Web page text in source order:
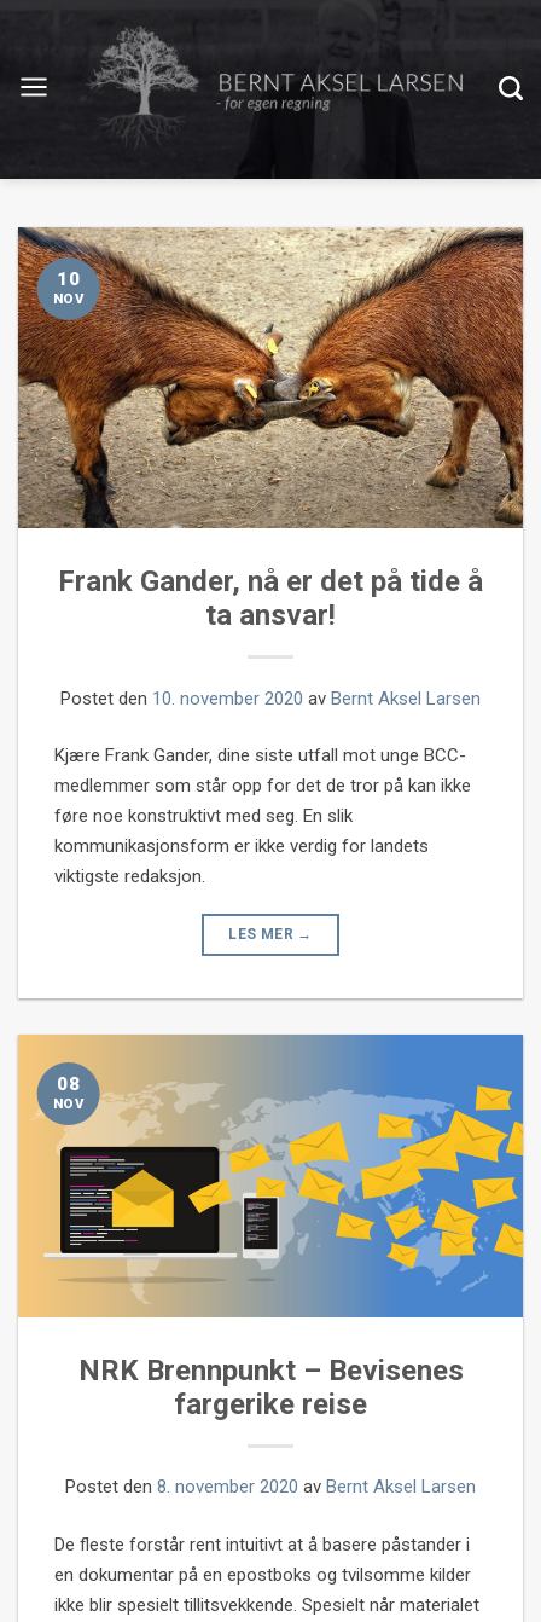
10
NOV
Frank Gander, nå er det på tide å
ta ansvar!
Postet den 10. november 2020 av Bernt Aksel Larsen
Kjære Frank Gander, dine siste utfall mot unge BCC-
medlemmer som står opp for det de tror på kan ikke
føre noe konstruktivt med seg. En slik
kommunikasjonsform er ikke verdig for landets
viktigste redaksjon.
LES MER →
08
NOV
NRK Brennpunkt – Bevisenes
fargerike reise
Postet den 8. november 2020 av Bernt Aksel Larsen
De fleste forstår rent intuitivt at å basere påstander i
en dokumentar på en epostboks og tvilsomme kilder
ikke blir spesielt tillitsvekkende. Spesielt når materialet